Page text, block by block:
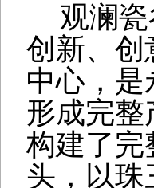
观澜
创新、创
中心，
形成完
构建了完
头，以珠